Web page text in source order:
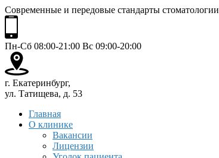
Современные и передовые стандарты стоматологии
Пн-Сб 08:00-21:00 Вс 09:00-20:00
г. Екатеринбург,
ул. Татищева, д. 53
Главная
О клинике
Вакансии
Лицензии